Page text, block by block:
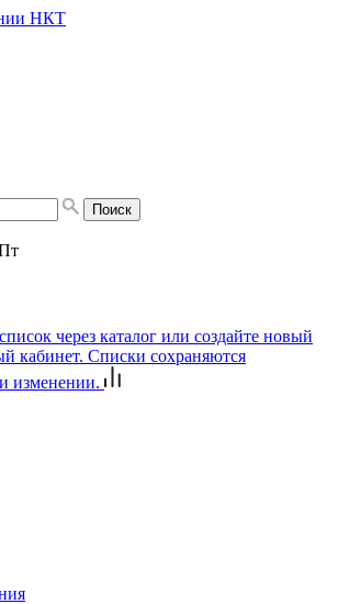
через каталог или создайте новый
кабинет. Списки сохраняются
изменении.